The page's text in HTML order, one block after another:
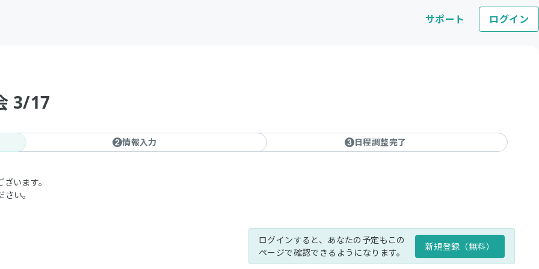
サポート ログイン
3/17
2 情報入力 3 日程調整完了
います。
い。
ログインすると、あなたの予定もこの
ページで確認できるようになります。
新規登録（無料）